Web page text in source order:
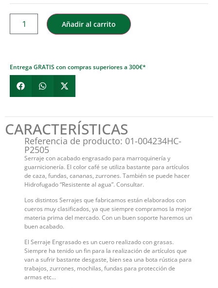
Añadir al carrito
Entrega GRATIS con compras superiores a 300€*
CARACTERÍSTICAS
Referencia de producto: 01-004234HC-
P2505
Serraje con acabado engrasado para marroquinería y
guarnicionería. El color café se utiliza bastante para artículos
de caza, fundas, cananas, zurrones. También se puede hacer
Hidrofugado “Resistente al agua”. Consultar.
Los distintos Serrajes que fabricamos están elaborados con
cueros muy clasificados, ya que siempre compramos la mejor
materia prima del mercado. Con un buen soporte haremos un
buen acabado.
El Serraje Engrasado es un cuero realizado con grasas.
Siempre ha tenido un fin para la realización de artículos que
van a sufrir bastante desgaste, bien sea una bota rústica para
trabajos, zurrones, mochilas, fundas para protección de
armas etc…